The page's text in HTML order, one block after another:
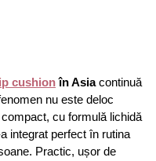
cushionîn Asiacontinuă
nu este deloc
cu formulă lichidă
integrat perfect în rutina
Practic, ușor de